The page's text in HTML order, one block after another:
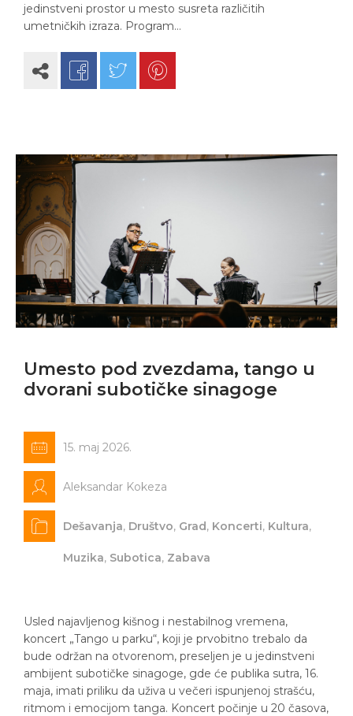
jedinstveni prostor u mesto susreta različitih
umetničkih izraza. Program…
Umesto pod zvezdama, tango u
dvorani subotičke sinagoge
15. maj 2026.
Aleksandar Kokeza
Dešavanja, Društvo, Grad, Koncerti, Kultura,
Muzika, Subotica, Zabava
Usled najavljenog kišnog i nestabilnog vremena,
koncert „Tango u parku“, koji je prvobitno trebalo da
bude održan na otvorenom, preseljen je u jedinstveni
ambijent subotičke sinagoge, gde će publika sutra, 16.
maja, imati priliku da uživa u večeri ispunjenoj strašću,
ritmom i emocijom tanga. Koncert počinje u 20 časova,